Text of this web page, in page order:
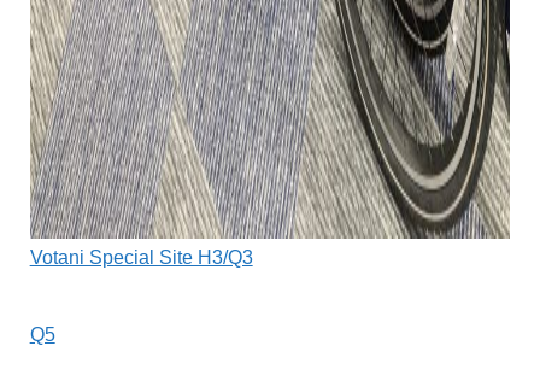
Votani Special Site H3/Q3
Q5